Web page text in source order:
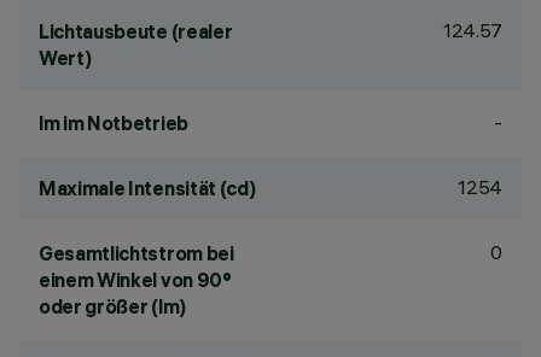
Lichtausbeute (realer
Wert)
124.57
lm im Notbetrieb -
Maximale Intensität (cd) 1254
Gesamtlichtstrom bei
einem Winkel von 90°
oder größer (lm)
0